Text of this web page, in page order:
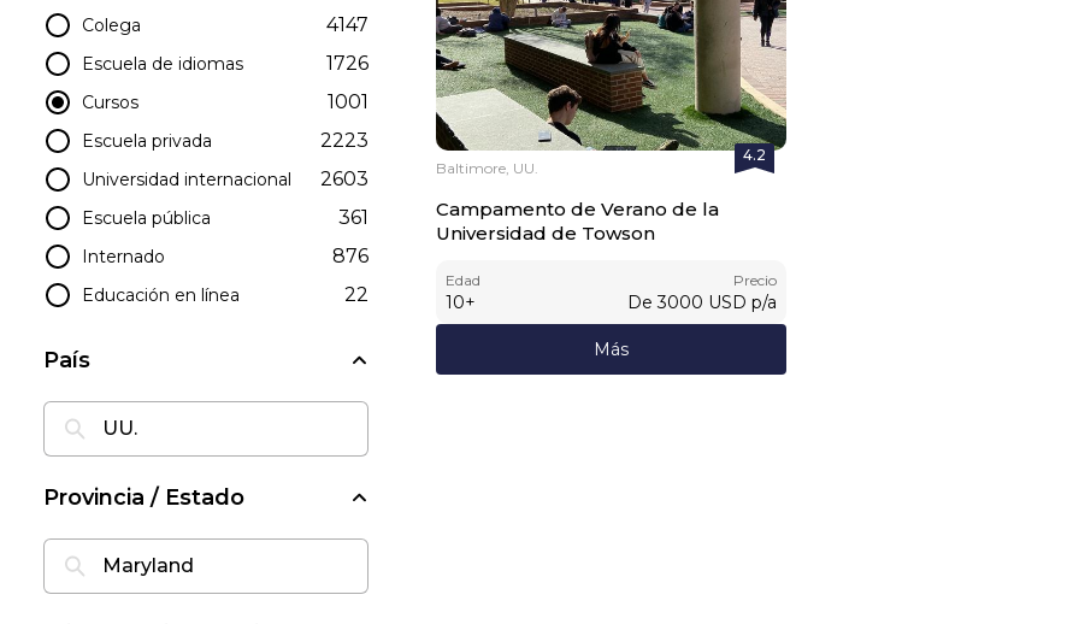
Colega 4147
Escuela de idiomas 1726
Cursos 1001
Escuela privada 2223
Universidad internacional 2603
Escuela pública 361
Internado 876
Educación en línea 22
País
Provincia / Estado
4.2
Baltimore, UU.
Campamento de Verano de la
Universidad de Towson
Edad
10+
Precio
De 3000 USD p/a
Más